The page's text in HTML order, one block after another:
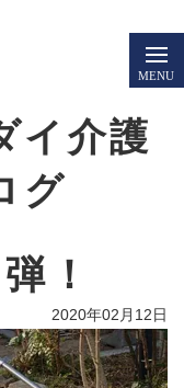
イ介護
グ
！
2020年02月12日